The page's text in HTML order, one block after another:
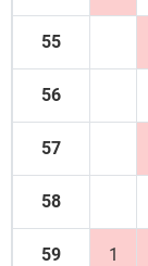
55
56
57
58
59 1